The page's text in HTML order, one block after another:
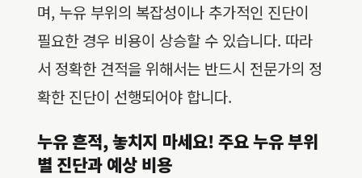
며, 누유 부위의 복잡성이나 추가적인 진단이
필요한 경우 비용이 상승할 수 있습니다. 따라
서 정확한 견적을 위해서는 반드시 전문가의 정
확한 진단이 선행되어야 합니다.
누유 흔적, 놓치지 마세요! 주요 누유 부위
별 진단과 예상 비용